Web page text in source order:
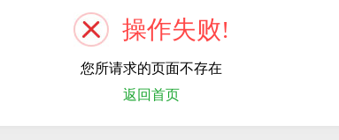
操作失败!
您所请求的页面不存在
返回首页